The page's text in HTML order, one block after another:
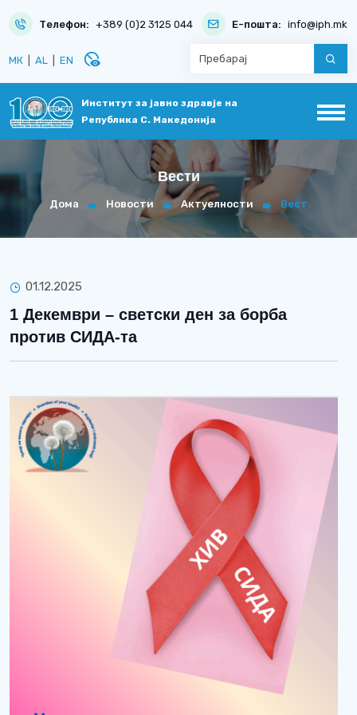
Телефон: +389 (0)2 3125 044 Е-пошта: info@iph.mk
МК AL EN disabled_visible
Институт за јавно здравје на
Република С. Македонија
Вести
Дома Новости Актуелности Вест
01.12.2025
1 Декември – светски ден за борба
против СИДА-та